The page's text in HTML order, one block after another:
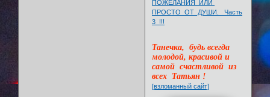
Танечка, будь всегда
молодой, красивой и
самой счастливой из
всех Татьян !
[взломанный сайт]